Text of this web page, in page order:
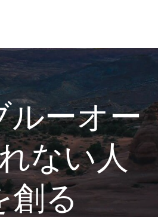
ルーオー
ない人
創る